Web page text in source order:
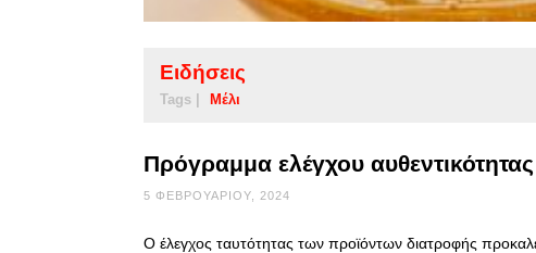
Ειδήσεις
Tags | Μέλι
Πρόγραμμα ελέγχου
5 ΦΕΒΡΟΥΑΡΊΟΥ, 2024
Ο έλεγχος ταυτότητας των προϊόντων διατροφής